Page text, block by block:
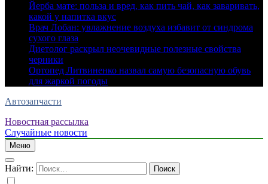
Йерба мате: польза и вред, как пить чай, как заваривать,
какой у напитка вкус
Врач Лобан: увлажнение воздуха избавит от синдрома
сухого глаза
Диетолог раскрыл неочевидные полезные свойства
черники
Ортопед Литвиненко назвал самую безопасную обувь
для жаркой погоды
Автозапчасти
Новостная рассылка
Случайные новости
Меню
Найти: